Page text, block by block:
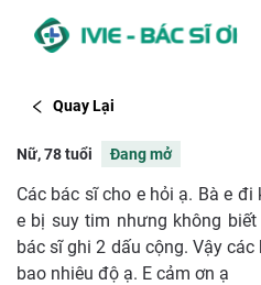
Quay Lại
Nữ, 78 tuổi Đang mở
Các bác sĩ cho e hỏi ạ. Bà e
e bị suy tim nhưng không
bác sĩ ghi 2 dấu cộng. Vậy
bao nhiêu độ ạ. E cảm ơn ạ